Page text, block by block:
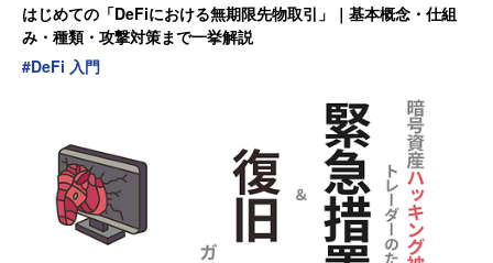
はじめての「DeFiにおける無期限先物取引」｜基本概念・仕組
み・種類・攻撃対策まで一挙解説
#DeFi 入門